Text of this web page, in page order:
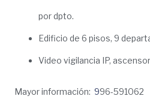
por dpto.
Edificio de 6 pisos, 9
Video vigilancia IP,
Mayor información: 996-591062